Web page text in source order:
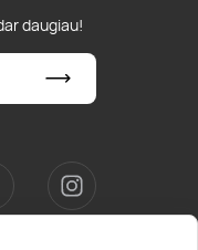
daugiau!